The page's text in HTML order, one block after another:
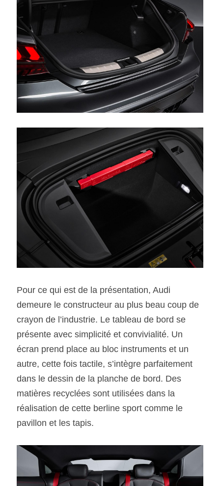
Pour ce qui est de la présentation, Audi
demeure le constructeur au plus beau coup de
crayon de l’industrie. Le tableau de bord se
présente avec simplicité et convivialité. Un
écran prend place au bloc instruments et un
autre, cette fois tactile, s’intègre parfaitement
dans le dessin de la planche de bord. Des
matières recyclées sont utilisées dans la
réalisation de cette berline sport comme le
pavillon et les tapis.